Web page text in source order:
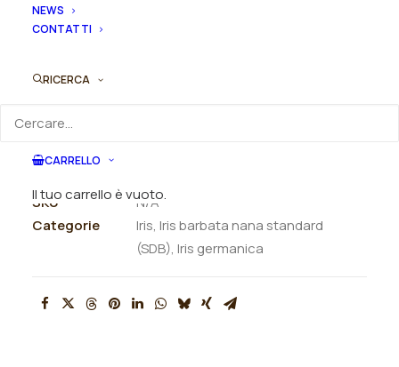
NEWS
CONTATTI
RICERCA
CARRELLO
Il tuo carrello è vuoto.
indicando la dimensione del vaso desiderata e la
quantità
SKU
N/A
Categorie
Iris, Iris barbata nana standard
(SDB), Iris germanica